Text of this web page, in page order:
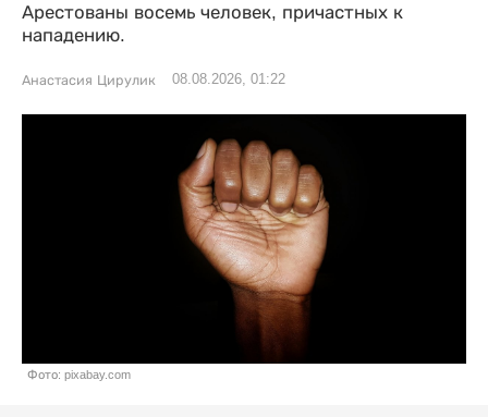
Арестованы восемь человек, причастных к
нападению.
Анастасия Цирулик 08.08.2026, 01:22
Фото: pixabay.com